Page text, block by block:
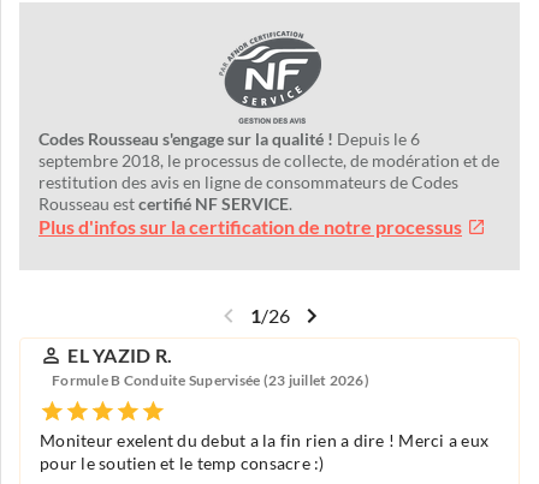
Codes Rousseau s'engage sur la qualité ! Depuis le 6
septembre 2018, le processus de collecte, de modération et de
restitution des avis en ligne de consommateurs de Codes
Rousseau estcertifié NF SERVICE.
Plus d'infos sur la certification de notre processus
1/26
EL YAZID R.
Formule B Conduite Supervisée (23 juillet 2026)
Moniteur exelent du debut a la fin rien a dire ! Merci a eux
pour le soutien et le temp consacre :)